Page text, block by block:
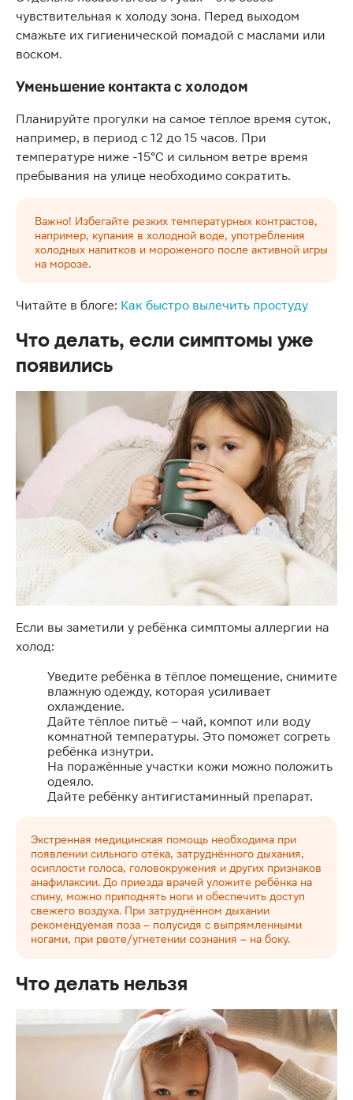
чувствительная к холоду зона. Перед выходом
смажьте их гигиенической помадой с маслами или
воском.
Уменьшение контакта с холодом
Планируйте прогулки на самое тёплое время суток,
например, в период с 12 до 15 часов. При
температуре ниже -15°C и сильном ветре время
пребывания на улице необходимо сократить.
Важно! Избегайте резких температурных контрастов,
например, купания в холодной воде, употребления
холодных напитков и мороженого после активной игры
на морозе.
Читайте в блоге: Как быстро вылечить простуду
Что делать, если симптомы уже
появились
Если вы заметили у ребёнка симптомы аллергии на
холод:
Уведите ребёнка в тёплое помещение, снимите
влажную одежду, которая усиливает
охлаждение.
Дайте тёплое питьё – чай, компот или воду
комнатной температуры. Это поможет согреть
ребёнка изнутри.
На поражённые участки кожи можно положить
одеяло.
Дайте ребёнку антигистаминный препарат.
Экстренная медицинская помощь необходима при
появлении сильного отёка, затруднённого дыхания,
осиплости голоса, головокружения и других признаков
анафилаксии. До приезда врачей уложите ребёнка на
спину, можно приподнять ноги и обеспечить доступ
свежего воздуха. При затруднённом дыхании
рекомендуемая поза – полусидя с выпрямленными
ногами, при рвоте/угнетении сознания – на боку.
Что делать нельзя